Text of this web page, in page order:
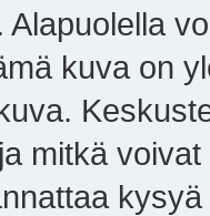
Alapuolella
kuva on
mitkä